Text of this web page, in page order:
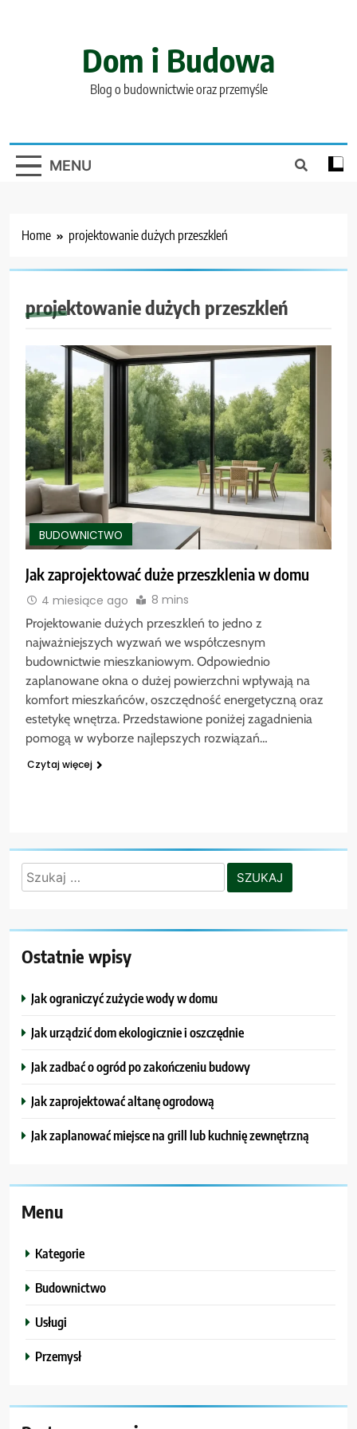
Dom i Budowa
Blog o budownictwie oraz przemyśle
MENU
Home projektowanie dużych przeszkleń
projektowanie dużych przeszkleń
BUDOWNICTWO
Jak zaprojektować duże przeszklenia w domu
4 miesiące ago 8 mins
Projektowanie dużych przeszkleń to jedno z
najważniejszych wyzwań we współczesnym
budownictwie mieszkaniowym. Odpowiednio
zaplanowane okna o dużej powierzchni wpływają na
komfort mieszkańców, oszczędność energetyczną oraz
estetykę wnętrza. Przedstawione poniżej zagadnienia
pomogą w wyborze najlepszych rozwiązań…
Czytaj więcej
Szukaj:
Ostatnie wpisy
Jak ograniczyć zużycie wody w domu
Jak urządzić dom ekologicznie i oszczędnie
Jak zadbać o ogród po zakończeniu budowy
Jak zaprojektować altanę ogrodową
Jak zaplanować miejsce na grill lub kuchnię zewnętrzną
Menu
Kategorie
Budownictwo
Usługi
Przemysł